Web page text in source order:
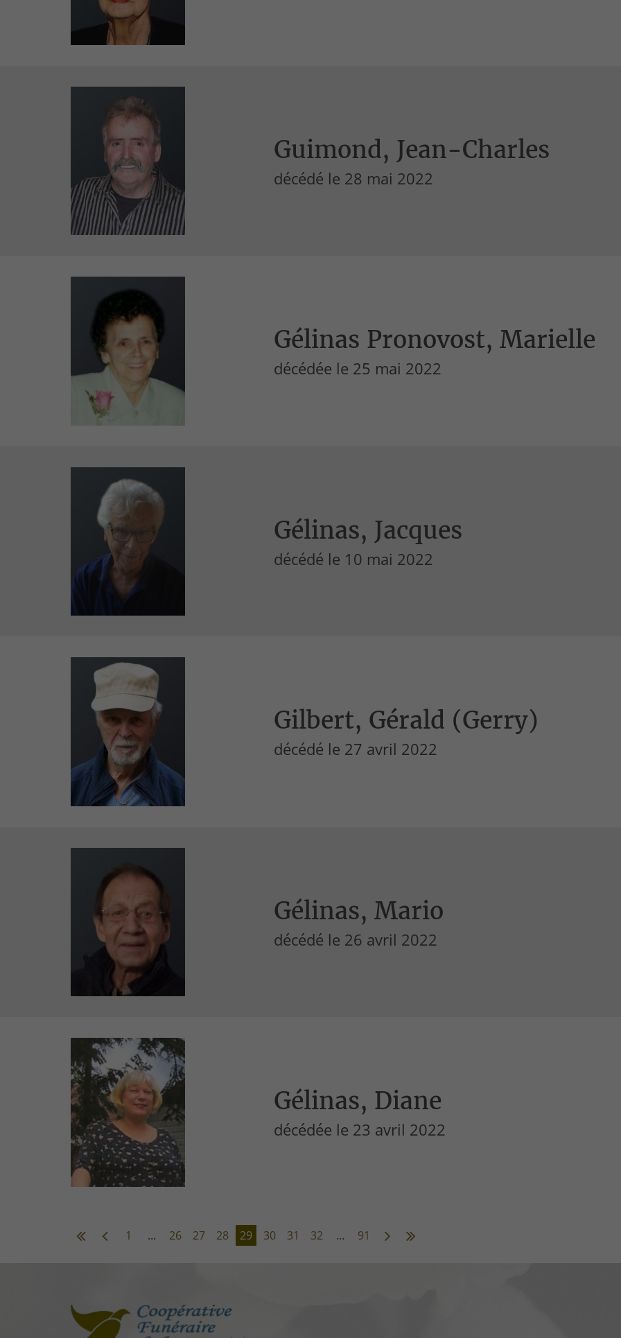
Guimond, Jean-Charles
décédé le 28 mai 2022
Gélinas Pronovost, Marielle
décédée le 25 mai 2022
Gélinas, Jacques
décédé le 10 mai 2022
Gilbert, Gérald (Gerry)
décédé le 27 avril 2022
Gélinas, Mario
décédé le 26 avril 2022
Gélinas, Diane
décédée le 23 avril 2022
1 ... 26 27 28 29 30 31 32 ... 91